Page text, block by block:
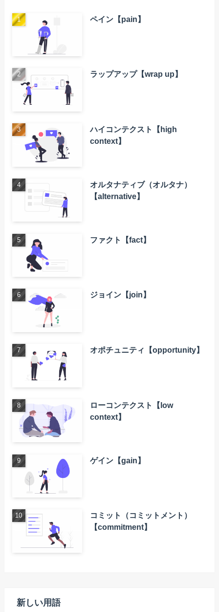
ペイン【pain】
ラップアップ【wrap up】
ハイコンテクスト【high
context】
オルタナティブ（オルタナ）
【alternative】
ファクト【fact】
ジョイン【join】
オポチュニティ【opportunity】
ローコンテクスト【low
context】
ゲイン【gain】
コミット（コミットメント）
【commitment】
新しい用語